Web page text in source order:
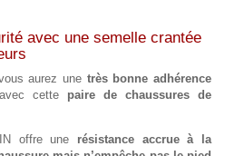
avec une semelle crantée
aurez unetrès bonne adhérence
cette paire de chaussures de
offre une résistance accrue à la